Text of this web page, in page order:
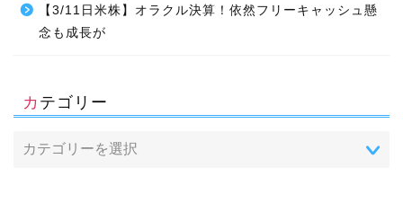
【3/11日米株】オラクル決算！依然フリーキャッシュ懸
念も成長が
カテゴリー